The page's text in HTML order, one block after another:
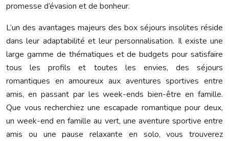
promesse d’évasion et de bonheur.
L’un des avantages majeurs des box séjours insolites réside
dans leur adaptabilité et leur personnalisation. Il existe une
large gamme de thématiques et de budgets pour satisfaire
tous les profils et toutes les envies, des séjours
romantiques en amoureux aux aventures sportives entre
amis, en passant par les week-ends bien-être en famille.
Que vous recherchiez une escapade romantique pour deux,
un week-end en famille au vert, une aventure sportive entre
amis ou une pause relaxante en solo, vous trouverez